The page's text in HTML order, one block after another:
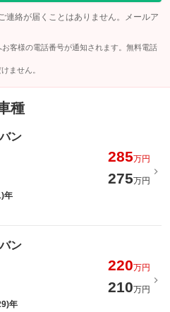
連絡が届くことはありません。メールア
客様の電話番号が通知されます。無料電話
ません。
種
ン
285万円
275万円
年
ン
220万円
210万円
年